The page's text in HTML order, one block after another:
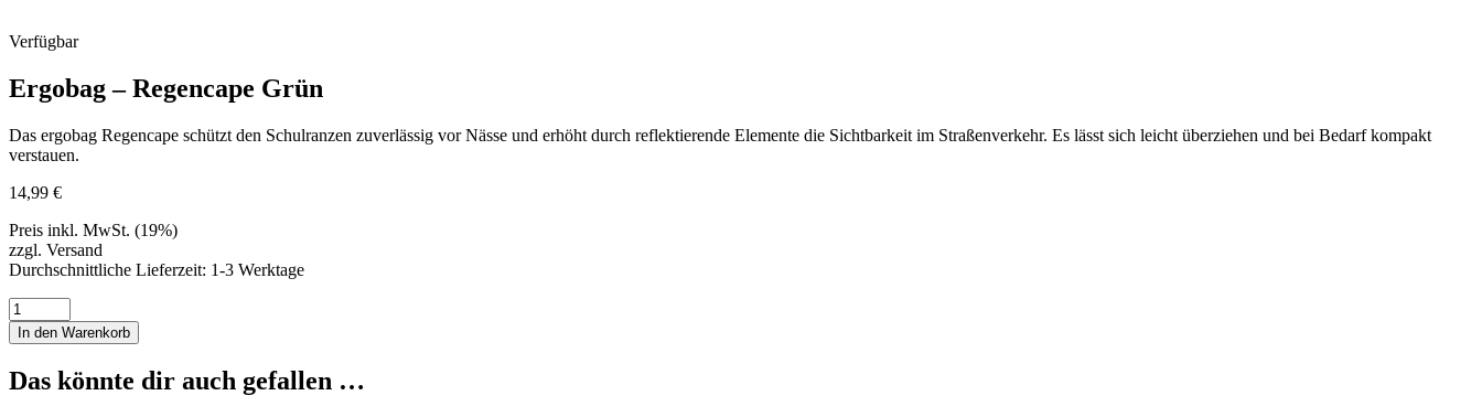
Verfügbar
Ergobag – Regencape Grün
Das ergobag Regencape schützt den Schulranzen zuverlässig vor Nässe und erhöht durch reflektierende Elemente die Sichtbarkeit im Straßenverkehr. Es lässt sich leicht überziehen und bei Bedarf kompakt
verstauen.
14,99 €
Preis inkl. MwSt. (19%)
zzgl. Versand
Durchschnittliche Lieferzeit: 1-3 Werktage
Ergobag
-
Regencape
Menge
In den Warenkorb
Das könnte dir auch gefallen …